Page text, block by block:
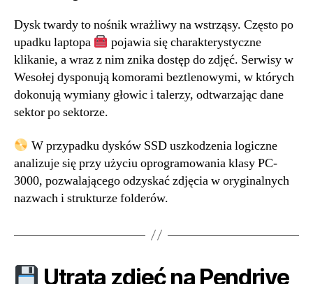
Dysk twardy to nośnik wrażliwy na wstrząsy. Często po
upadku laptopa
pojawia się charakterystyczne
klikanie, a wraz z nim znika dostęp do zdjęć. Serwisy w
Wesołej dysponują komorami beztlenowymi, w których
dokonują wymiany głowic i talerzy, odtwarzając dane
sektor po sektorze.
W przypadku dysków SSD uszkodzenia logiczne
analizuje się przy użyciu oprogramowania klasy PC-
3000, pozwalającego odzyskać zdjęcia w oryginalnych
nazwach i strukturze folderów.
Utrata zdjęć na Pendrive